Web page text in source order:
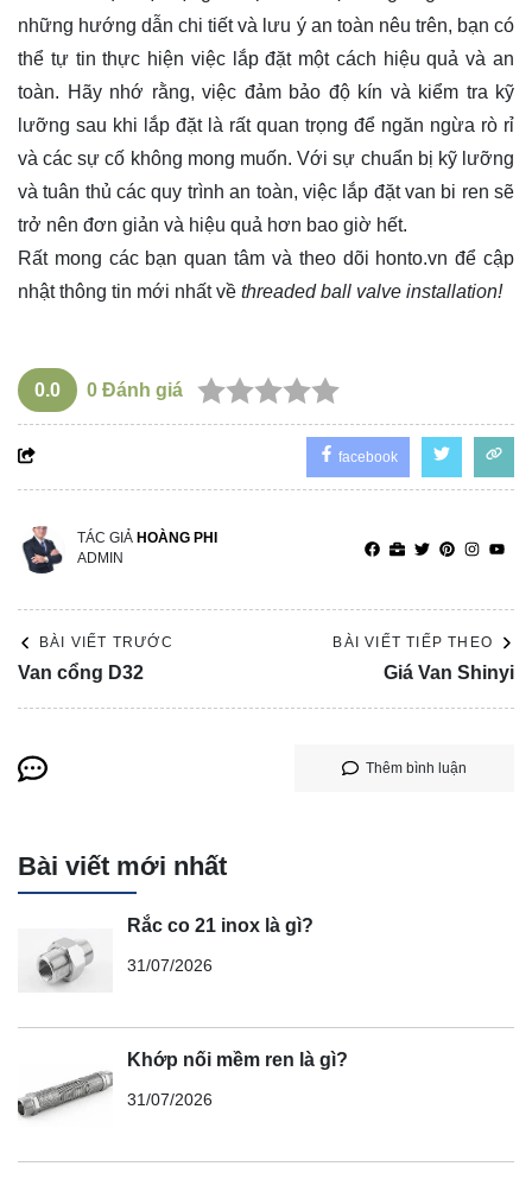
những hướng dẫn chi tiết và lưu ý an toàn nêu trên, bạn có
thể tự tin thực hiện việc lắp đặt một cách hiệu quả và an
toàn. Hãy nhớ rằng, việc đảm bảo độ kín và kiểm tra kỹ
lưỡng sau khi lắp đặt là rất quan trọng để ngăn ngừa rò rỉ
và các sự cố không mong muốn. Với sự chuẩn bị kỹ lưỡng
và tuân thủ các quy trình an toàn, việc lắp đặt van bi ren sẽ
trở nên đơn giản và hiệu quả hơn bao giờ hết.
Rất mong các bạn quan tâm và theo dõi honto.vn để cập
nhật thông tin mới nhất về threaded ball valve installation!
0.0 0 Đánh giá
facebook
TÁC GIẢ HOÀNG PHI
ADMIN
BÀI VIẾT TRƯỚC
Van cổng D32
BÀI VIẾT TIẾP THEO
Giá Van Shinyi
Thêm bình luận
Bài viết mới nhất
Rắc co 21 inox là gì?
31/07/2026
Khớp nối mềm ren là gì?
31/07/2026